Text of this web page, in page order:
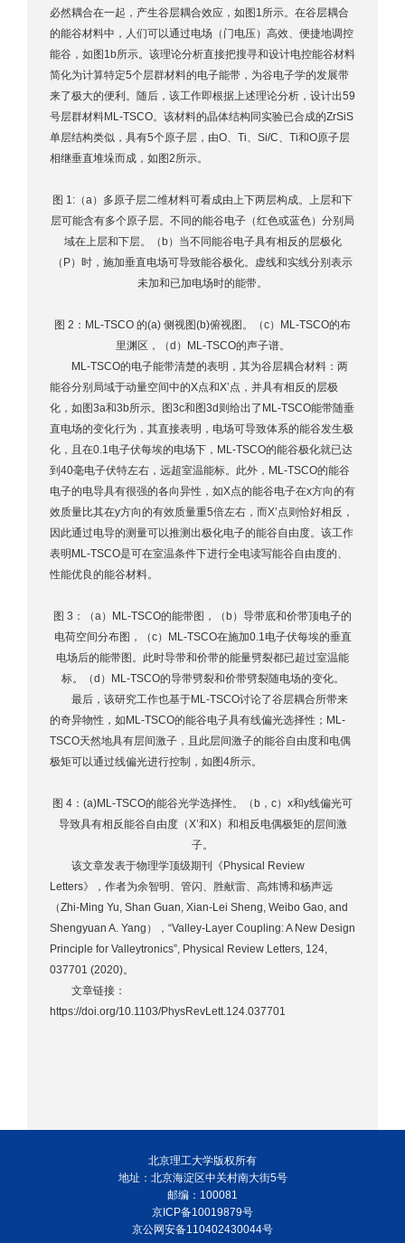
必然耦合在一起，产生谷层耦合效应，如图1所示。在谷层耦合
的能谷材料中，人们可以通过电场（门电压）高效、便捷地调控
能谷，如图1b所示。该理论分析直接把搜寻和设计电控能谷材料
简化为计算特定5个层群材料的电子能带，为谷电子学的发展带
来了极大的便利。随后，该工作即根据上述理论分析，设计出59
号层群材料ML-TSCO。该材料的晶体结构同实验已合成的ZrSiS
单层结构类似，具有5个原子层，由O、Ti、Si/C、Ti和O原子层
相继垂直堆垛而成，如图2所示。
图 1:（a）多原子层二维材料可看成由上下两层构成。上层和下
层可能含有多个原子层。不同的能谷电子（红色或蓝色）分别局
域在上层和下层。（b）当不同能谷电子具有相反的层极化
（P）时，施加垂直电场可导致能谷极化。虚线和实线分别表示
未加和已加电场时的能带。
图 2：ML-TSCO 的(a) 侧视图(b)俯视图。（c）ML-TSCO的布
里渊区，（d）ML-TSCO的声子谱。
ML-TSCO的电子能带清楚的表明，其为谷层耦合材料：两
能谷分别局域于动量空间中的X点和X’点，并具有相反的层极
化，如图3a和3b所示。图3c和图3d则给出了ML-TSCO能带随垂
直电场的变化行为，其直接表明，电场可导致体系的能谷发生极
化，且在0.1电子伏每埃的电场下，ML-TSCO的能谷极化就已达
到40毫电子伏特左右，远超室温能标。此外，ML-TSCO的能谷
电子的电导具有很强的各向异性，如X点的能谷电子在x方向的有
效质量比其在y方向的有效质量重5倍左右，而X’点则恰好相反，
因此通过电导的测量可以推测出极化电子的能谷自由度。该工作
表明ML-TSCO是可在室温条件下进行全电读写能谷自由度的、
性能优良的能谷材料。
图 3：（a）ML-TSCO的能带图，（b）导带底和价带顶电子的
电荷空间分布图，（c）ML-TSCO在施加0.1电子伏每埃的垂直
电场后的能带图。此时导带和价带的能量劈裂都已超过室温能
标。（d）ML-TSCO的导带劈裂和价带劈裂随电场的变化。
最后，该研究工作也基于ML-TSCO讨论了谷层耦合所带来
的奇异物性，如ML-TSCO的能谷电子具有线偏光选择性；ML-
TSCO天然地具有层间激子，且此层间激子的能谷自由度和电偶
极矩可以通过线偏光进行控制，如图4所示。
图 4：(a)ML-TSCO的能谷光学选择性。（b，c）x和y线偏光可
导致具有相反能谷自由度（X’和X）和相反电偶极矩的层间激
子。
该文章发表于物理学顶级期刊《Physical Review
Letters》，作者为余智明、管闪、胜献雷、高炜博和杨声远
（Zhi-Ming Yu, Shan Guan, Xian-Lei Sheng, Weibo Gao, and
Shengyuan A. Yang），“Valley-Layer Coupling: A New Design
Principle for Valleytronics”, Physical Review Letters, 124,
037701 (2020)。
文章链接：
https://doi.org/10.1103/PhysRevLett.124.037701
北京理工大学版权所有
地址：北京海淀区中关村南大街5号
邮编：100081
京ICP备10019879号
京公网安备110402430044号